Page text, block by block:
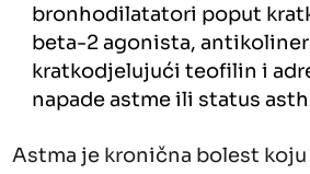
bronhodilatatori poput
beta-2 agonista,
kratkodjelujući teofilin i
napade astme ili status
Astma je kronična bolest